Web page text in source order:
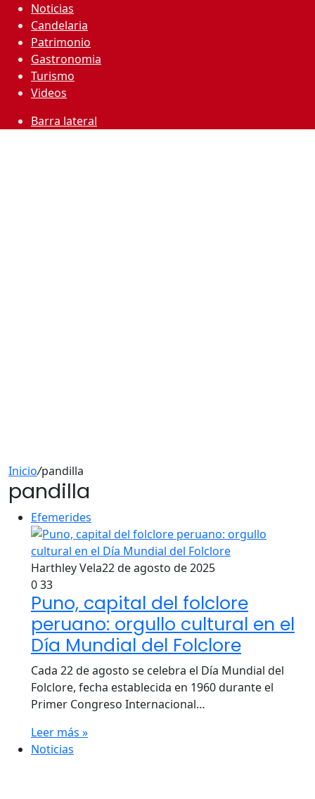
Noticias
Candelaria
Patrimonio
Gastronomia
Turismo
Videos
Barra lateral
Inicio/pandilla
pandilla
Efemerides
Harthley Vela22 de agosto de 2025
033
Puno, capital del folclore
peruano: orgullo cultural en el
Día Mundial del Folclore
Cada 22 de agosto se celebra el Día Mundial del
Folclore, fecha establecida en 1960 durante el
Primer Congreso Internacional…
Leer más »
Noticias